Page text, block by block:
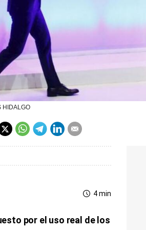
HIDALGO
4 min
por el uso real de los